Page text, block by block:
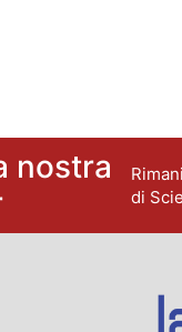
nostra
di